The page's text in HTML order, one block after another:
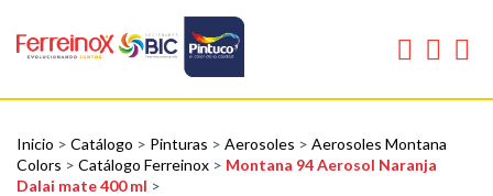
Inicio > Catálogo > Pinturas > Aerosoles > Aerosoles Montana
Colors > Catálogo Ferreinox > Montana 94 Aerosol Naranja
Dalai mate 400 ml >